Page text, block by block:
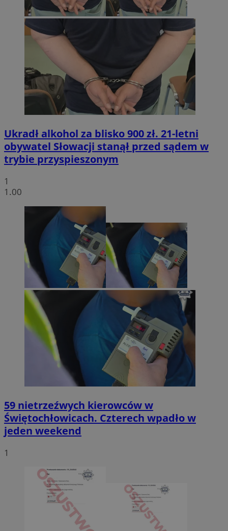
Ukradł alkohol za blisko 900 zł. 21-letni
obywatel Słowacji stanął przed sądem w
trybie przyspieszonym
1
1.00
59 nietrzeźwych kierowców w
Świętochłowicach. Czterech wpadło w
jeden weekend
1